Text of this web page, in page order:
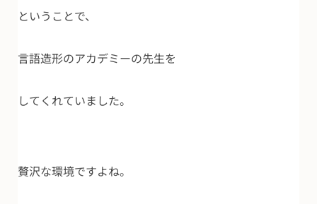
ということで、
言語造形のアカデミーの先生を
してくれていました。
贅沢な環境ですよね。